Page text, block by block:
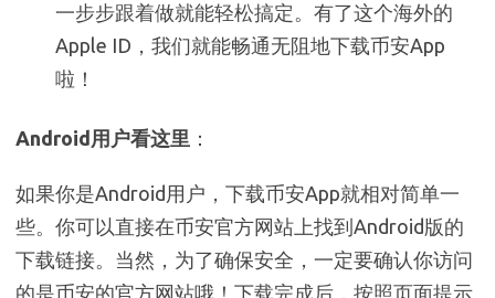
一步步跟着做就能轻松搞定。有了这个海外的
Apple ID，我们就能畅通无阻地下载币安App
啦！
Android用户看这里 ：
如果你是Android用户，下载币安App就相对简单一
些。你可以直接在币安官方网站上找到Android版的
下载链接。当然，为了确保安全，一定要确认你访问
的是币安的官方网站哦！下载完成后，按照页面提示